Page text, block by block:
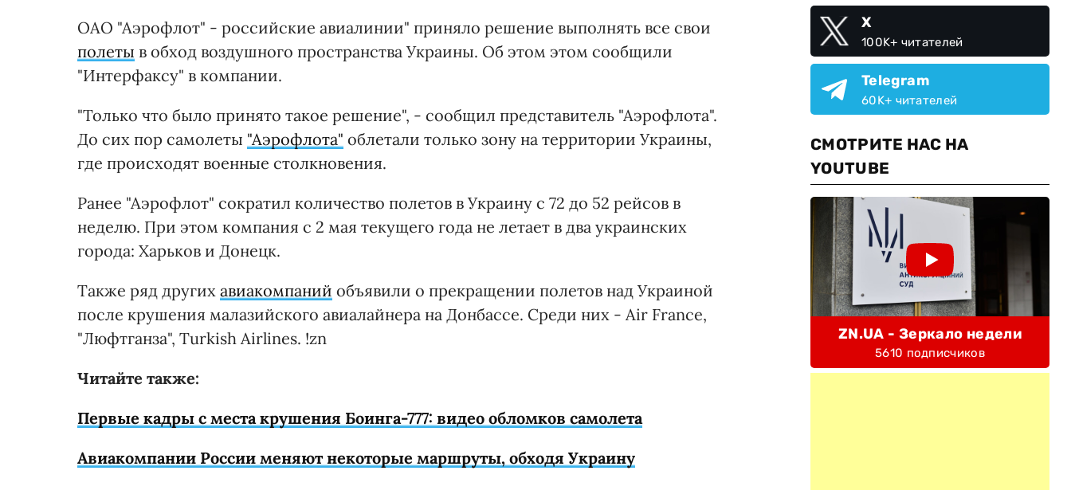
ОАО "Аэрофлот" - российские авиалинии" приняло решение выполнять все свои
полеты в обход воздушного пространства Украины. Об этом этом сообщили
"Интерфаксу" в компании.
"Только что было принято такое решение", - сообщил представитель "Аэрофлота".
До сих пор самолеты "Аэрофлота" облетали только зону на территории Украины,
где происходят военные столкновения.
Ранее "Аэрофлот" сократил количество полетов в Украину с 72 до 52 рейсов в
неделю. При этом компания с 2 мая текущего года не летает в два украинских
города: Харьков и Донецк.
Также ряд других авиакомпаний объявили о прекращении полетов над Украиной
после крушения малазийского авиалайнера на Донбассе. Среди них - Air France,
"Люфтганза", Turkish Airlines. !zn
Читайте также:
Первые кадры с места крушения Боинга-777: видео обломков самолета
Авиакомпании России меняют некоторые маршруты, обходя Украину
X
100K+ читателей
Telegram
60K+ читателей
СМОТРИТЕ НАС НА
YOUTUBE
ZN.UA - Зеркало недели
5610 подписчиков